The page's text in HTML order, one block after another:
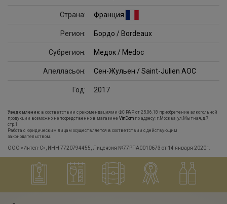
Страна: Франция
Регион: Бордо / Bordeaux
Субрегион: Медок / Medoc
Апелласьон: Сен-Жульен / Saint-Julien AOC
Год: 2017
Уведомление: в соответствии с рекомендациями ФС РАР от 25.06.18 приобретение алкогольной
продукции возможно непосредственно в магазине VinDom по адресу: г.Москва, ул.Мытная, д.7,
стр.1
Работа с юридическим лицам осуществляется в соответствии с действующим
законодательством.
ООО «Интел-С», ИНН 7720794455, Лицензия №77РПА0010673 от 14 января 2020г.